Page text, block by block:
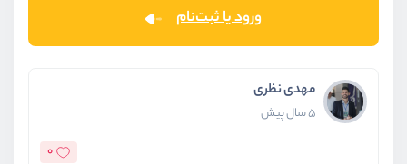
ورود یا ثبت‌نام
مهدی نظری
5 سال پیش
0